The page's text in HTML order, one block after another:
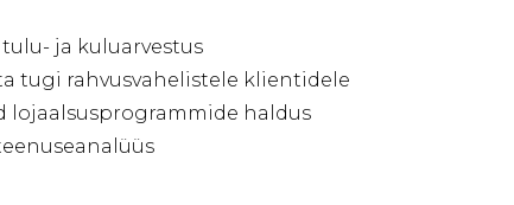
ja kuluarvestus
tugi rahvusvahelistele klientidele
lojaalsusprogrammide haldus